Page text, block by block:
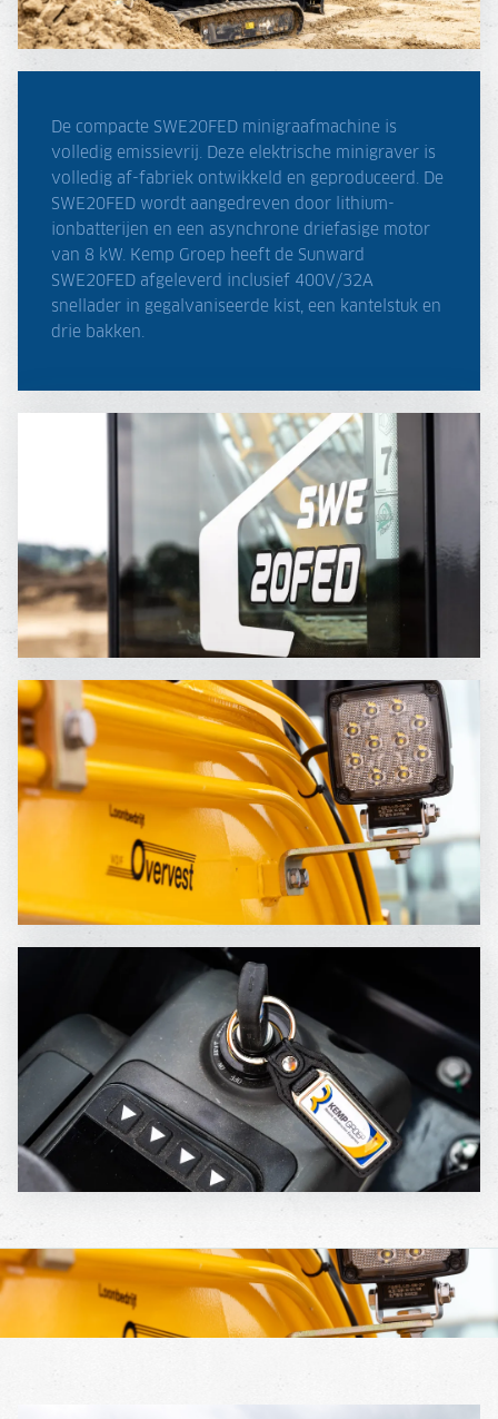
De compacte SWE20FED minigraafmachine is
volledig emissievrij. Deze elektrische minigraver is
volledig af-fabriek ontwikkeld en geproduceerd. De
SWE20FED wordt aangedreven door lithium-
ionbatterijen en een asynchrone driefasige motor
van 8 kW. Kemp Groep heeft de Sunward
SWE20FED afgeleverd inclusief 400V/32A
snellader in gegalvaniseerde kist, een kantelstuk en
drie bakken.